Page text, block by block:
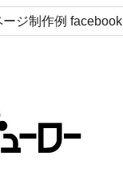
ジ制作例 facebook